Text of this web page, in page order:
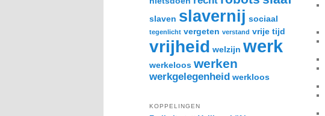
slaven slavernij sociaal
tegenlicht vergeten verstand vrije tijd
vrijheid welzijn werk
werkeloos werken
werkgelegenheid werkloos
KOPPELINGEN